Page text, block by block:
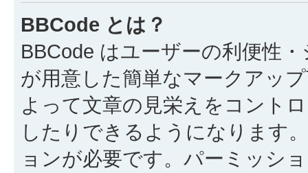
BBCode とは？
BBCode はユーザーの利便性
が用意した簡単なマークアッ
よって文章の見栄えをコント
したりできるようになります
ョンが必要です。パーミッシ